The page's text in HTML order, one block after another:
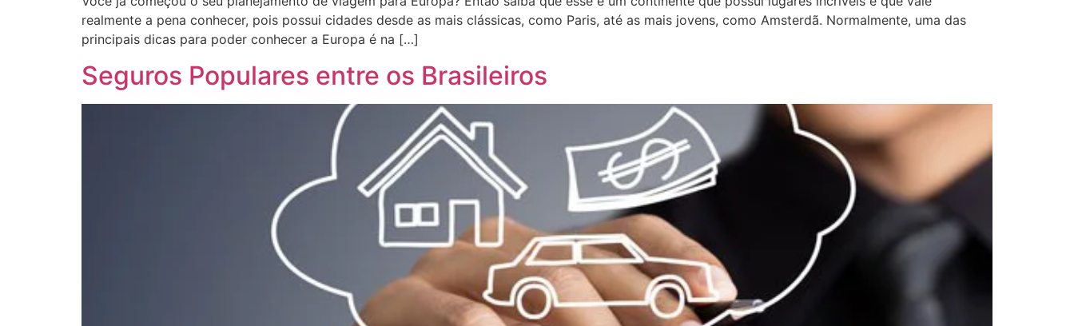
realmente a pena conhecer, pois possui cidades desde as mais clássicas, como Paris, até as mais jovens, como Amsterdã. Normalmente, uma das
principais dicas para poder conhecer a Europa é na […]
Seguros Populares entre os Brasileiros